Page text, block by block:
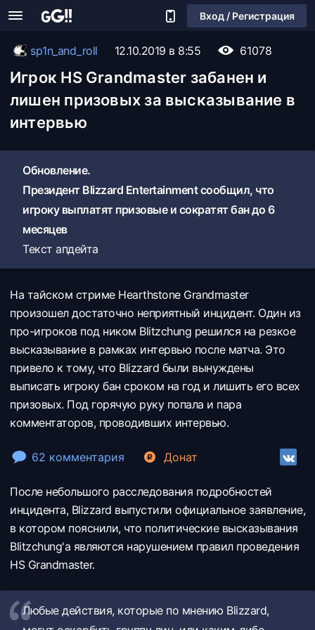
Вход / Регистрация
sp1n_and_roll 12.10.2019 в 8:55 61078
Игрок HS Grandmaster забанен и
лишен призовых за высказывание в
интервью
Обновление.
Президент Blizzard Entertainment сообщил, что
игроку выплатят призовые и сократят бан до 6
месяцев
Текст апдейта
На тайском стриме Hearthstone Grandmaster
произошел достаточно неприятный инцидент. Один из
про-игроков под ником Blitzchung решился на резкое
высказывание в рамках интервью после матча. Это
привело к тому, что Blizzard были вынуждены
выписать игроку бан сроком на год и лишить его всех
призовых. Под горячую руку попала и пара
комментаторов, проводивших интервью.
62 комментария Донат
После небольшого расследования подробностей
инцидента, Blizzard выпустили официальное заявление,
в котором пояснили, что политические высказывания
Blitzchung'а являются нарушением правил проведения
HS Grandmaster.
Любые действия, которые по мнению Blizzard,